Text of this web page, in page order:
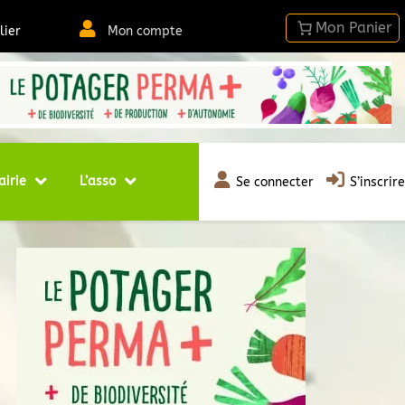
Mon compte
L’asso Se connecter S’inscrire